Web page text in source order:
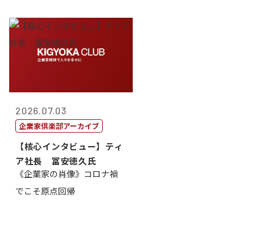
2026.07.03
企業家倶楽部アーカイブ
【核心インタビュー】ティ
ア社長 冨安徳久氏
《企業家の肖像》コロナ禍
でこそ原点回帰